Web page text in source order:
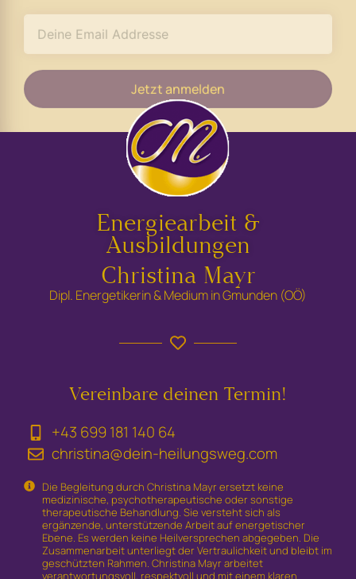
Jetzt anmelden
Energiearbeit &
Ausbildungen
Christina Mayr
Dipl. Energetikerin & Medium in Gmunden (OÖ)
Vereinbare deinen Termin!
+43 699 181 140 64
christina@dein-heilungsweg.com
Die Begleitung durch Christina Mayr ersetzt keine
medizinische, psychotherapeutische oder sonstige
therapeutische Behandlung. Sie versteht sich als
ergänzende, unterstützende Arbeit auf energetischer
Ebene. Es werden keine Heilversprechen abgegeben. Die
Zusammenarbeit unterliegt der Vertraulichkeit und bleibt im
geschützten Rahmen. Christina Mayr arbeitet
verantwortungsvoll, respektvoll und mit einem klaren